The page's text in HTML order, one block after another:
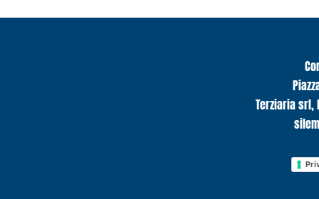
Terziaria srl,